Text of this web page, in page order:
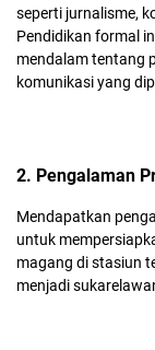
seperti jurnalisme,
Pendidikan formal
mendalam tentang
komunikasi yang
2. Pengalaman
Mendapatkan
untuk
magang di stasiun
menjadi